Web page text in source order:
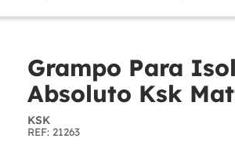
Grampo Para
Absoluto Ksk
KSK
: 21263